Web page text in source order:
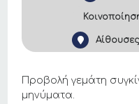
Προβολή γεμάτη
μηνύματα.